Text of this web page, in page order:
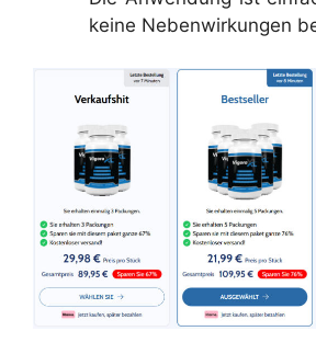
keine Nebenwirkungen